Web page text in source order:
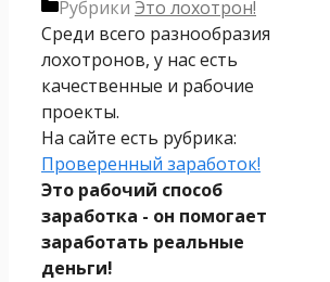
Рубрики Это лохотрон!
Среди всего разнообразия
лохотронов, у нас есть
качественные и рабочие
проекты.
На сайте есть рубрика:
Проверенный заработок!
Это рабочий способ
заработка - он помогает
заработать реальные
деньги!